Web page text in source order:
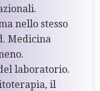
nello stesso
Medicina
laboratorio.
il